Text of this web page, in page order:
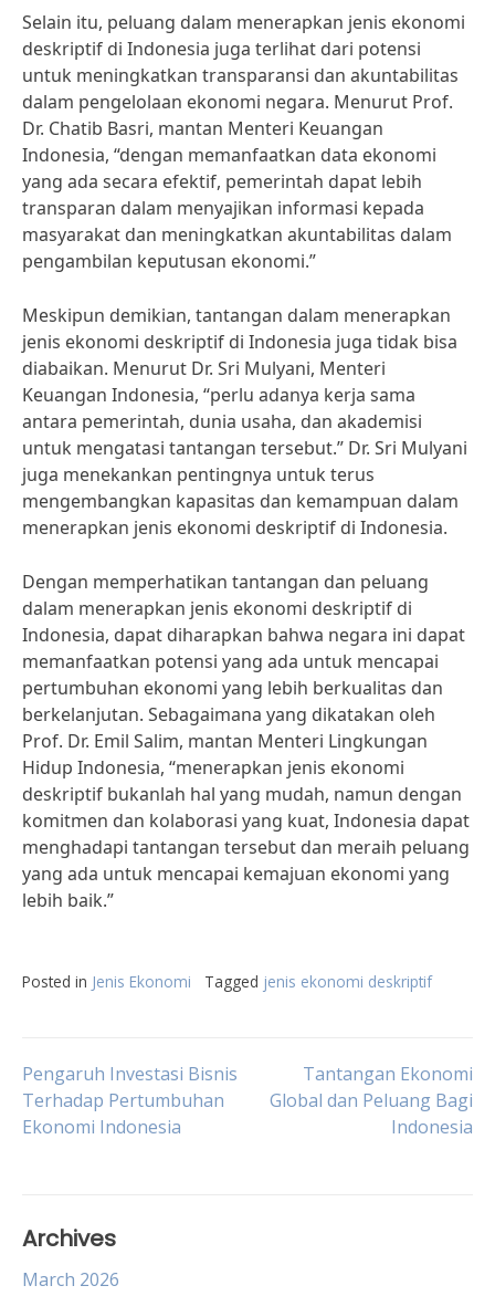
Selain itu, peluang dalam menerapkan jenis ekonomi
deskriptif di Indonesia juga terlihat dari potensi
untuk meningkatkan transparansi dan akuntabilitas
dalam pengelolaan ekonomi negara. Menurut Prof.
Dr. Chatib Basri, mantan Menteri Keuangan
Indonesia, “dengan memanfaatkan data ekonomi
yang ada secara efektif, pemerintah dapat lebih
transparan dalam menyajikan informasi kepada
masyarakat dan meningkatkan akuntabilitas dalam
pengambilan keputusan ekonomi.”
Meskipun demikian, tantangan dalam menerapkan
jenis ekonomi deskriptif di Indonesia juga tidak bisa
diabaikan. Menurut Dr. Sri Mulyani, Menteri
Keuangan Indonesia, “perlu adanya kerja sama
antara pemerintah, dunia usaha, dan akademisi
untuk mengatasi tantangan tersebut.” Dr. Sri Mulyani
juga menekankan pentingnya untuk terus
mengembangkan kapasitas dan kemampuan dalam
menerapkan jenis ekonomi deskriptif di Indonesia.
Dengan memperhatikan tantangan dan peluang
dalam menerapkan jenis ekonomi deskriptif di
Indonesia, dapat diharapkan bahwa negara ini dapat
memanfaatkan potensi yang ada untuk mencapai
pertumbuhan ekonomi yang lebih berkualitas dan
berkelanjutan. Sebagaimana yang dikatakan oleh
Prof. Dr. Emil Salim, mantan Menteri Lingkungan
Hidup Indonesia, “menerapkan jenis ekonomi
deskriptif bukanlah hal yang mudah, namun dengan
komitmen dan kolaborasi yang kuat, Indonesia dapat
menghadapi tantangan tersebut dan meraih peluang
yang ada untuk mencapai kemajuan ekonomi yang
lebih baik.”
Posted in Jenis Ekonomi Tagged jenis ekonomi deskriptif
Post
navigation
Pengaruh Investasi Bisnis
Terhadap Pertumbuhan
Ekonomi Indonesia
Tantangan Ekonomi
Global dan Peluang Bagi
Indonesia
Archives
March 2026